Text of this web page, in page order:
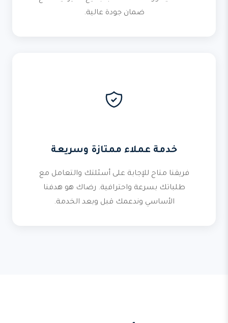
ضمان جودة عالية.
خدمة عملاء ممتازة وسريعة
فريقنا متاح للإجابة على أسئلتك والتعامل مع
طلباتك بسرعة واحترافية. رضاك هو هدفنا
الأساسي وندعمك قبل وبعد الخدمة.